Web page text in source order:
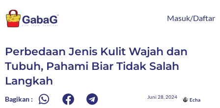
ke
konten
Masuk/Daftar
Perbedaan Jenis Kulit Wajah dan
Tubuh, Pahami Biar Tidak Salah
Langkah
Bagikan : Juni 28, 2024
Echa